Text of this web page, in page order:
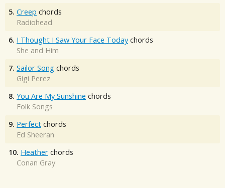
5. Creep chords
Radiohead
6. I Thought I Saw Your Face Today chords
She and Him
7. Sailor Song chords
Gigi Perez
8. You Are My Sunshine chords
Folk Songs
9. Perfect chords
Ed Sheeran
10. Heather chords
Conan Gray